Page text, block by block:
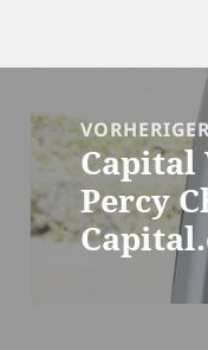
Beitragsnavigation
Vorheriger
Beitrag:
Capital
Percy